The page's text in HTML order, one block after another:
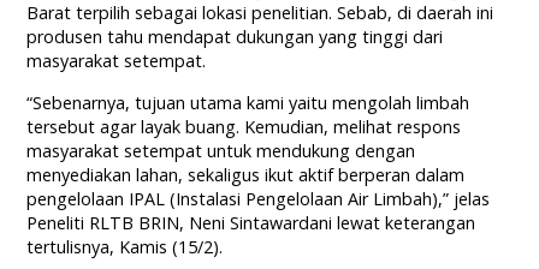
Barat terpilih sebagai lokasi penelitian. Sebab, di daerah ini
produsen tahu mendapat dukungan yang tinggi dari
masyarakat setempat.
“Sebenarnya, tujuan utama kami yaitu mengolah limbah
tersebut agar layak buang. Kemudian, melihat respons
masyarakat setempat untuk mendukung dengan
menyediakan lahan, sekaligus ikut aktif berperan dalam
pengelolaan IPAL (Instalasi Pengelolaan Air Limbah),” jelas
Peneliti RLTB BRIN, Neni Sintawardani lewat keterangan
tertulisnya, Kamis (15/2).